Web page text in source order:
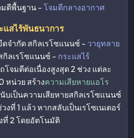
มตีพื้นฐาน -โจมตีกลางอากาศ
แสไร้พันธนาการ
ดจำกัด สกิลเรโซแนนซ์ - วายุทลาย
กิลเรโซแนนซ์ - กระแสไร้
โจมตีต่อเนื่องสูงสุด 2 ช่วง แต่ละ
หน่วย สร้างความเสียหายแอโร
บเป็นความเสียหายสกิลเรโซแนนซ์
ที่ 1 แล้ว หากสลับเป็นเรโซเนเตอร์
ที่ 2 โดยอัตโนมัติ